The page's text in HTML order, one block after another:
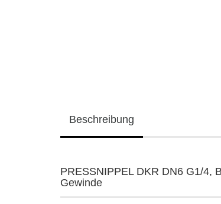
Beschreibung
PRESSNIPPEL DKR DN6 G1/4,
Gewinde